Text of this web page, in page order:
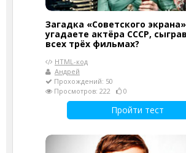
Загадка «Советского
угадаете актёра СССР,
всех трёх фильмах?
HTML-код
Андрей
Прохождений: 50
Просмотров: 222
0
Пройти тест